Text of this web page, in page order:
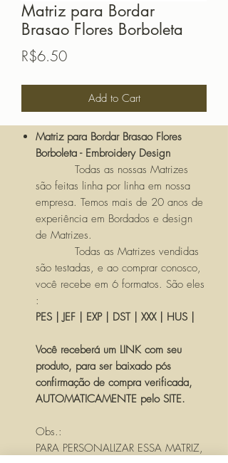
Matriz para Bordar
Brasao Flores Borboleta
R$6.50Price
Add to Cart
Matriz para Bordar Brasao Flores
Borboleta - Embroidery Design
Todas as nossas Matrizes
são feitas linha por linha em nossa
empresa. Temos mais de 20 anos de
experiência em Bordados e design
de Matrizes.
Todas as Matrizes vendidas
são testadas, e ao comprar conosco,
você recebe em 6 formatos. São eles
:
PES | JEF | EXP | DST | XXX | HUS |
Você receberá um LINK com seu
produto, para ser baixado pós
confirmação de compra verificada,
AUTOMATICAMENTE pelo SITE.
Obs.:
PARA PERSONALIZAR ESSA MATRIZ,